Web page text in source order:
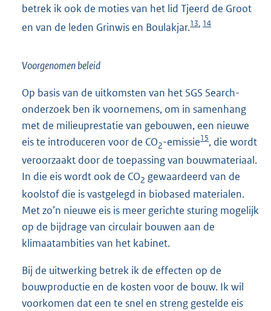
betrek ik ook de moties van het lid Tjeerd de Groot
en van de leden Grinwis en Boulakjar.13, 14
Voorgenomen beleid
Op basis van de uitkomsten van het SGS Search-
onderzoek ben ik voornemens, om in samenhang
met de milieuprestatie van gebouwen, een nieuwe
eis te introduceren voor de CO2-emissie15, die wordt
veroorzaakt door de toepassing van bouwmateriaal.
In die eis wordt ook de CO2 gewaardeerd van de
koolstof die is vastgelegd in biobased materialen.
Met zo’n nieuwe eis is meer gerichte sturing mogelijk
op de bijdrage van circulair bouwen aan de
klimaatambities van het kabinet.
Bij de uitwerking betrek ik de effecten op de
bouwproductie en de kosten voor de bouw. Ik wil
voorkomen dat een te snel en streng gestelde eis